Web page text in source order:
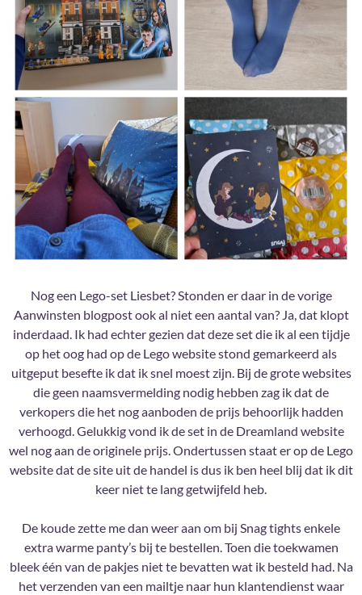
Nog een Lego-set Liesbet? Stonden er daar in de vorige
Aanwinsten blogpost ook al niet een aantal van? Ja, dat klopt
inderdaad. Ik had echter gezien dat deze set die ik al een tijdje
op het oog had op de Lego website stond gemarkeerd als
uitgeput besefte ik dat ik snel moest zijn. Bij de grote websites
die geen naamsvermelding nodig hebben zag ik dat de
verkopers die het nog aanboden de prijs behoorlijk hadden
verhoogd. Gelukkig vond ik de set in de Dreamland website
wel nog aan de originele prijs. Ondertussen staat er op de Lego
website dat de site uit de handel is dus ik ben heel blij dat ik dit
keer niet te lang getwijfeld heb.
De koude zette me dan weer aan om bij Snag tights enkele
extra warme panty’s bij te bestellen. Toen die toekwamen
bleek één van de pakjes niet te bevatten wat ik besteld had. Na
het verzenden van een mailtje naar hun klantendienst waar